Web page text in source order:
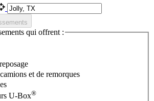
qui offrent :
et de remorques
U-Box®